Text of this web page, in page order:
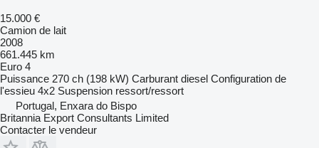
15.000 €
Camion de lait
2008
661.445 km
Euro 4
Puissance 270 ch (198 kW) Carburant diesel Configuration de
l'essieu 4x2 Suspension ressort/ressort
Portugal, Enxara do Bispo
Britannia Export Consultants Limited
Contacter le vendeur